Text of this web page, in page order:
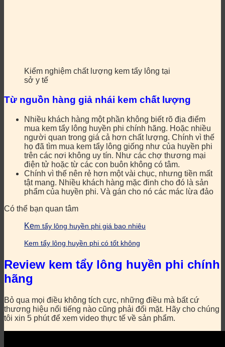
Kiểm nghiệm chất lượng kem tẩy lông tại
sở y tế
Từ nguồn hàng giả nhái kem chất lượng
Nhiều khách hàng một phần không biết rõ địa điểm
mua kem tẩy lông huyền phi chính hãng. Hoặc nhiều
người quan trong giá cả hơn chất lượng. Chính vì thế
họ đã tìm mua kem tẩy lông giống như của huyền phi
trên các nơi không uy tín. Như các chợ thương mại
điện tử hoặc từ các con buôn không có tâm.
Chính vì thế nên rẻ hơn một vài chục, nhưng tiền mất
tật mang. Nhiều khách hàng mặc đinh cho đó là sản
phẩm của huyền phi. Và gán cho nó các mác lừa đảo
Có thể bạn quan tâm
Kem tẩy lông huyền phi giá bao nhiêu
Kem tẩy lông huyền phi có tốt không
Review kem tẩy lông huyền phi chính
hãng
Bỏ qua mọi điều không tích cực, những điều mà bất cứ
thương hiệu nổi tiếng nào cũng phải đổi mặt. Hãy cho chúng
tôi xin 5 phút để xem video thực tế về sản phẩm.